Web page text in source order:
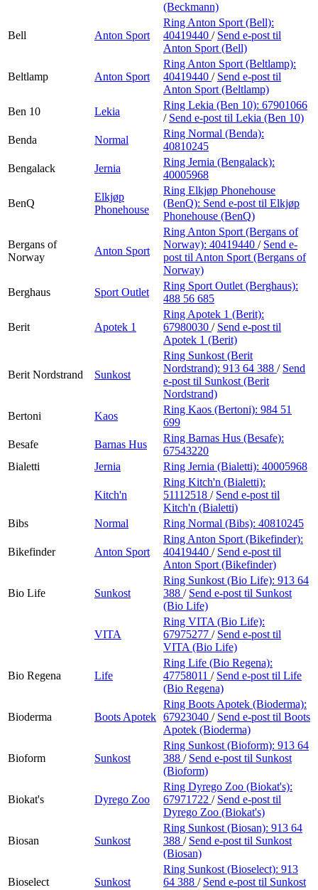
(Beckmann)
Bell Anton Sport
Ring Anton Sport (Bell):
40419440 / Send e-post til
Anton Sport (Bell)
Beltlamp Anton Sport
Ring Anton Sport (Beltlamp):
40419440 / Send e-post til
Anton Sport (Beltlamp)
Ben 10
Lekia
Ring Lekia (Ben 10): 67901066
/ Send e-post til Lekia (Ben 10)
Benda
Normal
Ring Normal (Benda):
40810245
Bengalack
Jernia
Ring Jernia (Bengalack):
40005968
BenQ
Elkjøp
Phonehouse
Ring Elkjøp Phonehouse
(BenQ): Send e-post til Elkjøp
Phonehouse (BenQ)
Bergans of
Norway
Anton Sport
Ring Anton Sport (Bergans of
Norway): 40419440 / Send e-
post til Anton Sport (Bergans of
Norway)
Berghaus
Sport Outlet
Ring Sport Outlet (Berghaus):
488 56 685
Berit Apotek 1
Ring Apotek 1 (Berit):
67980030 / Send e-post til
Apotek 1 (Berit)
Berit Nordstrand Sunkost
Ring Sunkost (Berit
Nordstrand): 913 64 388 / Send
e-post til Sunkost (Berit
Nordstrand)
Bertoni
Kaos
Ring Kaos (Bertoni): 984 51
699
Besafe
Barnas Hus
Ring Barnas Hus (Besafe):
67543220
Bialetti
Jernia Ring Jernia (Bialetti): 40005968
Kitch'n
Ring Kitch'n (Bialetti):
51112518 / Send e-post til
Kitch'n (Bialetti)
Bibs
Normal Ring Normal (Bibs): 40810245
Bikefinder Anton Sport
Ring Anton Sport (Bikefinder):
40419440 / Send e-post til
Anton Sport (Bikefinder)
Bio Life Sunkost
Ring Sunkost (Bio Life): 913 64
388 / Send e-post til Sunkost
(Bio Life)
VITA
Ring VITA (Bio Life):
67975277 / Send e-post til
VITA (Bio Life)
Bio Regena Life
Ring Life (Bio Regena):
47758011 / Send e-post til Life
(Bio Regena)
Bioderma Boots Apotek
Ring Boots Apotek (Bioderma):
67923040 / Send e-post til Boots
Apotek (Bioderma)
Bioform Sunkost
Ring Sunkost (Bioform): 913 64
388 / Send e-post til Sunkost
(Bioform)
Biokat's Dyrego Zoo
Ring Dyrego Zoo (Biokat's):
67971722 / Send e-post til
Dyrego Zoo (Biokat's)
Biosan Sunkost
Ring Sunkost (Biosan): 913 64
388 / Send e-post til Sunkost
(Biosan)
Bioselect Sunkost
Ring Sunkost (Bioselect): 913
64 388 / Send e-post til Sunkost